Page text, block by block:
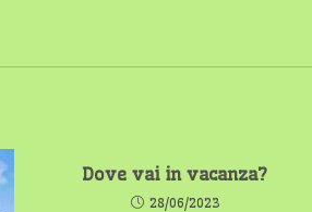
Dove vai in vacanza?
28/06/2023